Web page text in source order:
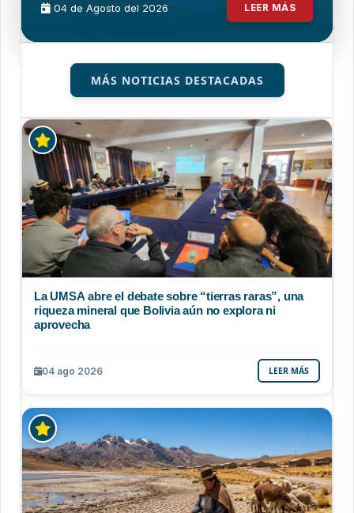
04 de Agosto del 2026 LEER MÁS
MÁS NOTICIAS DESTACADAS
La UMSA abre el debate sobre “tierras raras”, una
riqueza mineral que Bolivia aún no explora ni
aprovecha
04 ago 2026 LEER MÁS